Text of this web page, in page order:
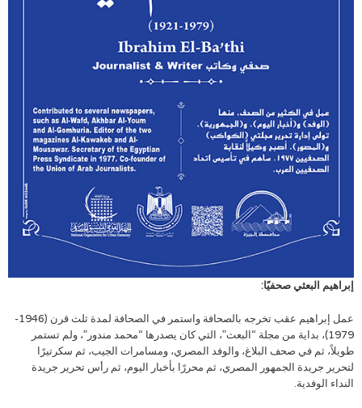
إبراهيم البعثي صحفيًا:
عمل إبراهيم عقب تخرجه بالصحافة واستمر في الصحافة لمدة ثلث قرن (1946-
1979)، بداية من مجلة “البعث”، التي كان يصدرها “محمد مندور”، ولم تستمر
طويلاً، ثم في صحف البلاغ، والوفد المصري، ومسامرات الجيب، ثم سكرتيرًا
لتحرير جريدة الجمهور المصري، ثم محررًا بأخبار اليوم، ثم رأس تحرير جريدة
النداء الوفدية.